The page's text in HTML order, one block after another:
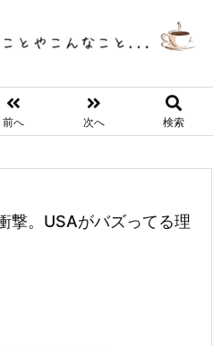
前へ 次へ 検索
撃。USAがバズってる理